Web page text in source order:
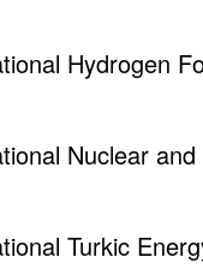
Hydrogen
Nuclear
Turkic